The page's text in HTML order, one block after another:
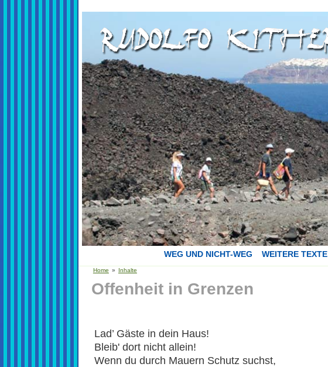
WEG UND NICHT-WEG WEITERE TEXTE
Home » Inhalte
Offenheit in Grenzen
Lad’ Gäste in dein Haus!
Bleib' dort nicht allein!
Wenn du durch Mauern Schutz suchst,